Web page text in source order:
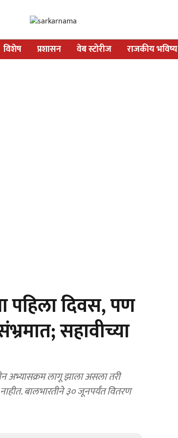
विशेष प्रशासन वेब स्टोरीज राजकीय भविष्य
दिवस, पण
सहावीच्या
बालभारतीने ३० जूनपर्यंत वितरण